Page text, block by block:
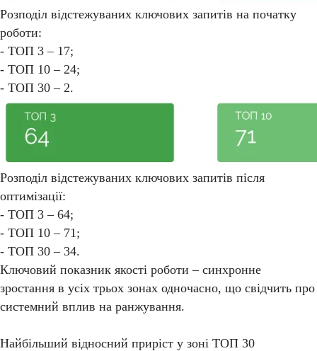
Розподіл відстежуваних ключових запитів на початку
роботи:
- ТОП 3 – 17;
- ТОП 10 – 24;
- ТОП 30 – 2.
Розподіл відстежуваних ключових запитів після
оптимізації:
- ТОП 3 – 64;
- ТОП 10 – 71;
- ТОП 30 – 34.
Ключовий показник якості роботи – синхронне
зростання в усіх трьох зонах одночасно, що свідчить про
системний вплив на ранжування.
Найбільший відносний приріст у зоні ТОП 30